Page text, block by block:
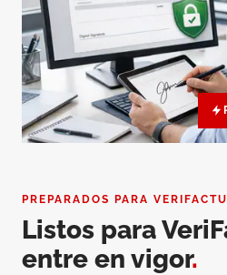
PREPARADOS PARA VERIFACTU
Listos para
entre en vigor.